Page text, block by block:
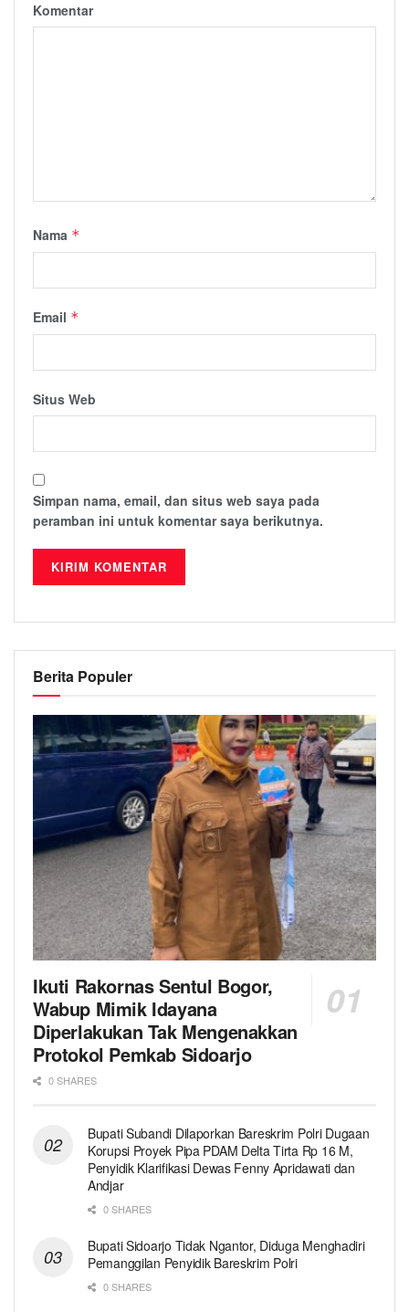
Komentar
Nama *
Email *
Situs Web
Simpan nama, email, dan situs web saya pada
peramban ini untuk komentar saya berikutnya.
Berita Populer
Ikuti Rakornas Sentul Bogor,
Wabup Mimik Idayana
Diperlakukan Tak Mengenakkan
Protokol Pemkab Sidoarjo
0 SHARES
Bupati Subandi Dilaporkan Bareskrim Polri Dugaan
Korupsi Proyek Pipa PDAM Delta Tirta Rp 16 M,
Penyidik Klarifikasi Dewas Fenny Apridawati dan
Andjar
0 SHARES
Bupati Sidoarjo Tidak Ngantor, Diduga Menghadiri
Pemanggilan Penyidik Bareskrim Polri
0 SHARES